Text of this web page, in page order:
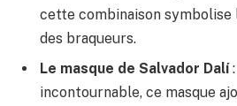
cette combinaison symbolise
des braqueurs.
Le masque de Salvador Dalí:
incontournable, ce masque